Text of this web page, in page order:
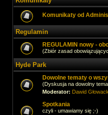
Komunikaty od
Regulamin
REGULAMIN nowy -
(Zbiór zasad
Hyde Park
Dowolne tematy o
(Dyskusja na dowolny
Moderator: Dawid
Spotkania
czyli - umawiamy się ;-)